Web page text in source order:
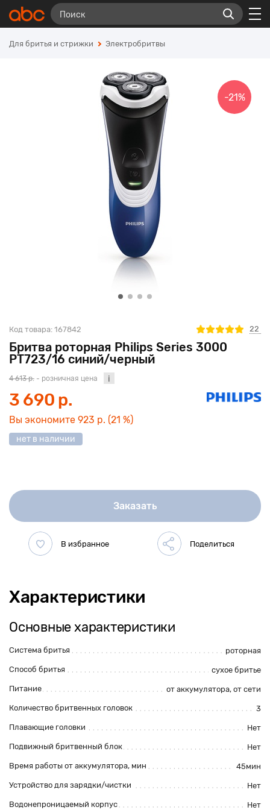
Для бритья и стрижки Электробритвы
Бритва роторная Philips Series 3000
PT723/16 синий/черный
Код товара: 167842 22
-21%
4 613 р. - розничная цена
3 690 р.
Вы экономите 923 р. (21 %)
нет в наличии
Заказать
Характеристики
Основные характеристики
Система бритья роторная
Способ бритья сухое бритье
Питание от аккумулятора, от сети
Количество бритвенных головок 3
Плавающие головки Нет
Подвижный бритвенный блок Нет
Время работы от аккумулятора, мин 45мин
Устройство для зарядки/чистки Нет
Водонепроницаемый корпус Нет